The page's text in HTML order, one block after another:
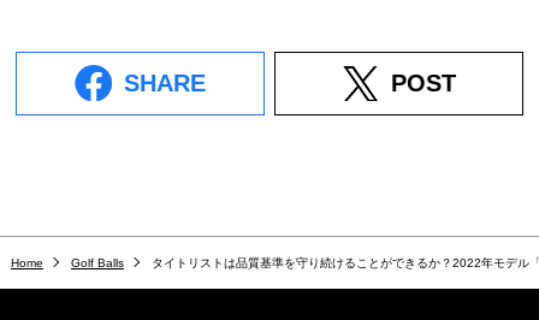
SHARE POST
Home Golf Balls タイトリストは品質基準を守り続けることができるか？2022年モデル